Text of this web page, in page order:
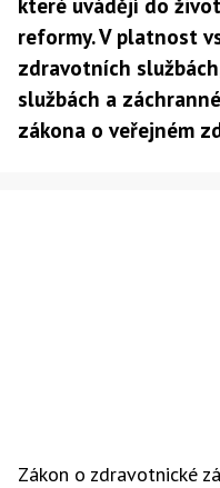
reformy. V platnost
zdravotních
službách a
zákona o veřejném
Zákon o zdravotnické